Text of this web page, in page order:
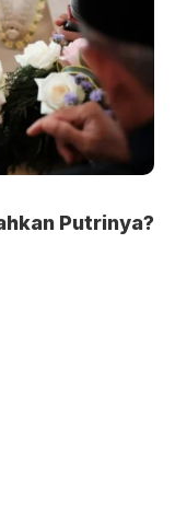
Putrinya?